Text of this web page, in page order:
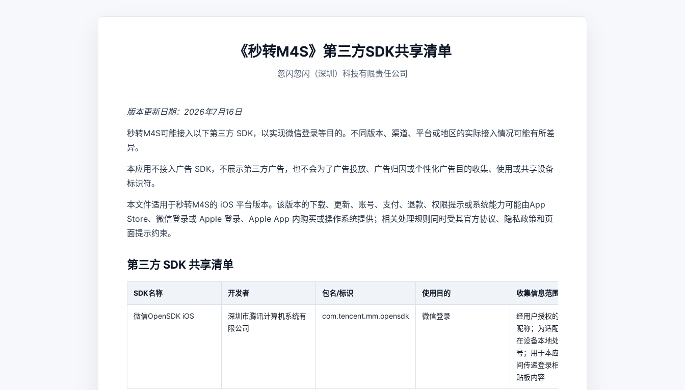
《秒转M4S》第三方SDK共享清单
忽闪忽闪（深圳）科技有限责任公司
版本更新日期：2026年7月16日
秒转M4S可能接入以下第三方 SDK，以实现微信登录等目的。不同版本、渠道、平台或地区的实际接入情况可能有所差
异。
本应用不接入广告 SDK，不展示第三方广告，也不会为了广告投放、广告归因或个性化广告目的收集、使用或共享设备
标识符。
本文件适用于秒转M4S的 iOS 平台版本。该版本的下载、更新、账号、支付、退款、权限提示或系统能力可能由App
Store、微信登录或 Apple 登录、Apple App 内购买或操作系统提供；相关处理规则同时受其官方协议、隐私政策和页
面提示约束。
第三方 SDK 共享清单
SDK名称 开发者 包名/标识 使用目的 收集信息范围
微信OpenSDK iOS
深圳市腾讯计算机系统有
限公司
com.tencent.mm.opensdk 微信登录
经用户授权的微信头像和
昵称；为适配登录功能而
在设备本地处理的设备型
号；用于本应用与微信之
间传递登录相关信息的剪
贴板内容